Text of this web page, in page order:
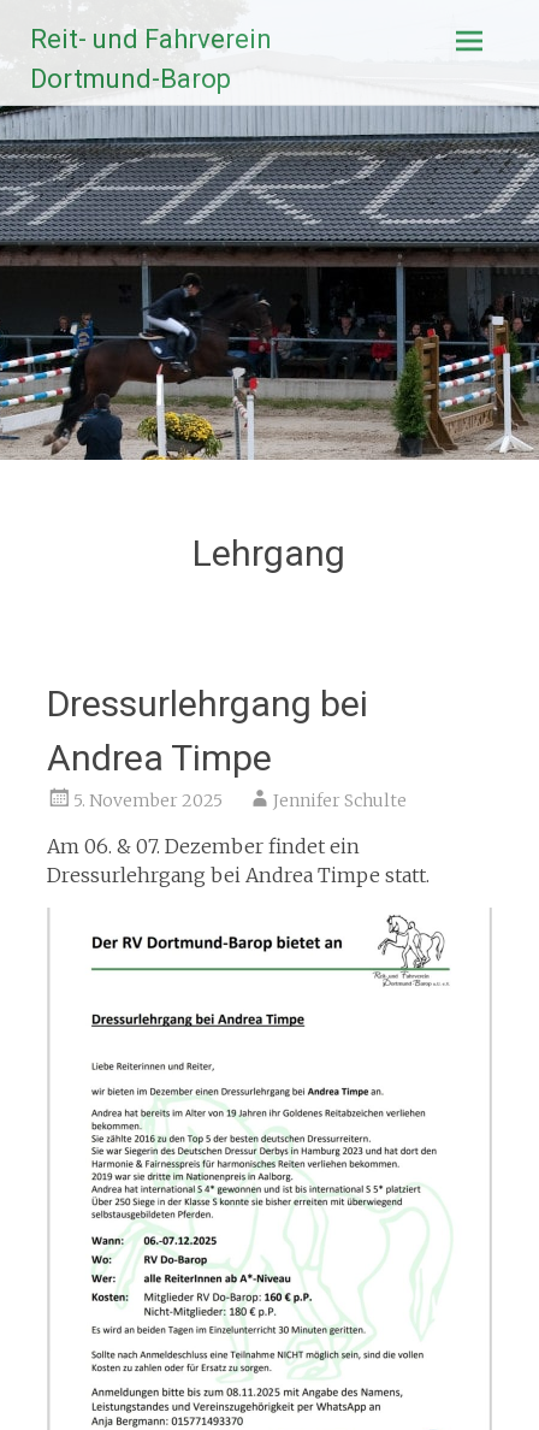
Inhalt
springen
Reit- und Fahrverein
Dortmund-Barop
Lehrgang
Dressurlehrgang bei
Andrea Timpe
5. November 2025 Jennifer Schulte
Am 06. & 07. Dezember findet ein
Dressurlehrgang bei Andrea Timpe statt.